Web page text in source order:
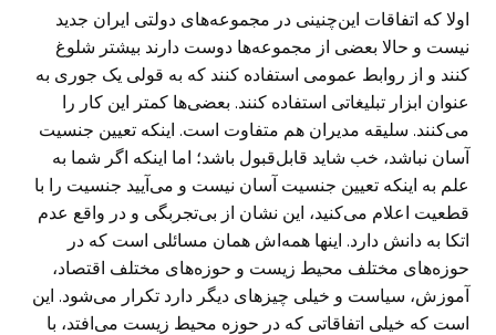
اولا که اتفاقات این‌چنینی در مجموعه‌های دولتی ایران جدید
نیست و حالا بعضی‌ از مجموعه‌ها دوست دارند بیشتر شلوغ
کنند و از روابط عمومی استفاده کنند که به قولی یک جوری به
عنوان ابزار تبلیغاتی استفاده کنند. بعضی‌ها کمتر این کار را
می‌کنند. سلیقه مدیران هم متفاوت است. اینکه تعیین جنسیت
آسان نباشد، خب شاید قابل‌قبول باشد؛ اما اینکه اگر شما به
علم به اینکه تعیین جنسیت آسان نیست و می‌آیید جنسیت را با
قطعیت اعلام می‌کنید، این نشان از بی‌تجربگی و در واقع عدم
‌اتکا به دانش دارد. اینها همه‌اش همان مسائلی است که در
حوزه‌های مختلف محیط زیست و حوزه‌های مختلف اقتصاد،
آموزش، سیاست و خیلی چیزهای دیگر دارد تکرار می‌شود. این
است که خیلی اتفاقاتی که در حوزه محیط زیست می‌افتد، با